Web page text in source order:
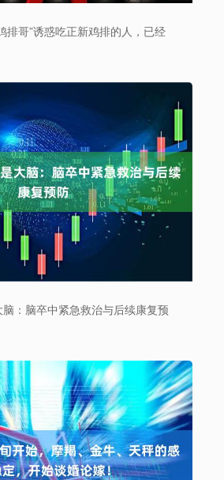
排哥”诱惑吃正新鸡排的人，已经
：脑卒中紧急救治与后续康复预